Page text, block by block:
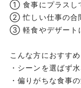
① 食事にプラスし
② 忙しい仕事の合
③ 軽食やデザート
こんな方におすすめ
・シーンを選ばず
・偏りがちな食事